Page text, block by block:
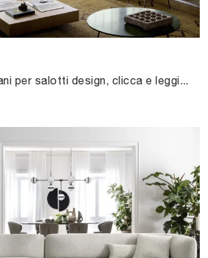
Se desideri divani per salotti design, clicca e leggi di più sul modello Mac in tessuto del marchio Novamobili.